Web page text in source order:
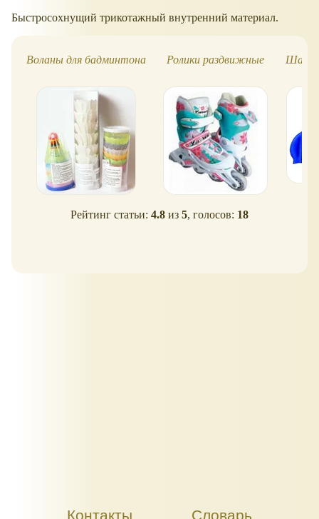
Быстросохнущий трикотажный внутренний материал.
Воланы для бадминтона Ролики раздвижные
Рейтинг статьи: 4.8 из 5, голосов: 18
Контакты Словарь